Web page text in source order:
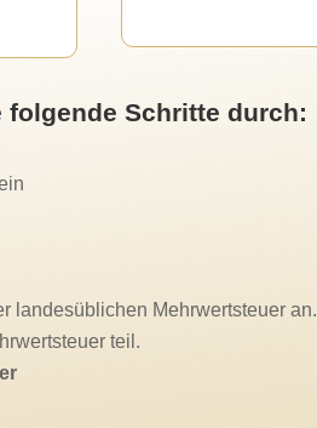
folgende Schritte durch:
landesüblichen Mehrwertsteuer an.
teil.